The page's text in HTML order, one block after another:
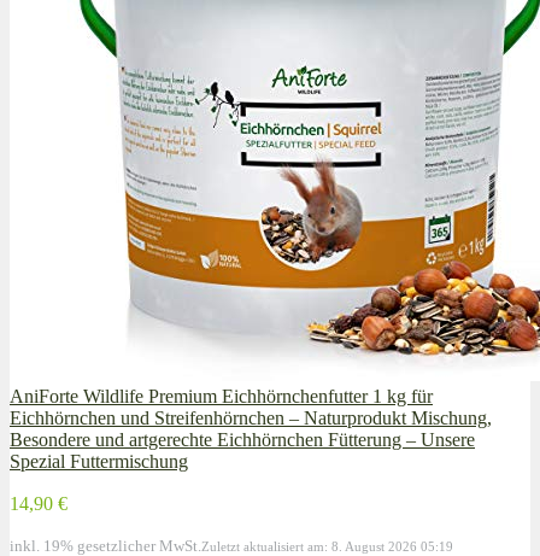
AniForte Wildlife Premium Eichhörnchenfutter 1 kg für
Eichhörnchen und Streifenhörnchen – Naturprodukt Mischung,
Besondere und artgerechte Eichhörnchen Fütterung – Unsere
Spezial Futtermischung
14,90 €
inkl. 19% gesetzlicher MwSt. Zuletzt aktualisiert am: 8. August 2026 05:19